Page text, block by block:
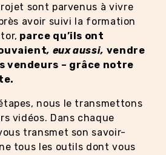
sont parvenus à vivre
avoir suivi la formation
parce qu’ils ont
, eux aussi, vendre
vendeurs – grâce notre
nous le transmettons
vidéos. Dans chaque
transmet son savoir-
tous les outils dont vous